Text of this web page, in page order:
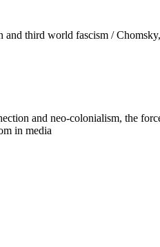
third world fascism /
and neo-colonialism, the
in media